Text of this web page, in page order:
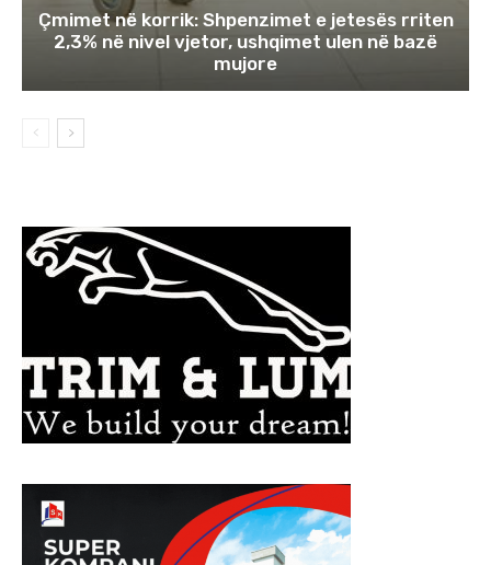
Çmimet në korrik: Shpenzimet e jetesës rriten
2,3% në nivel vjetor, ushqimet ulen në bazë
mujore